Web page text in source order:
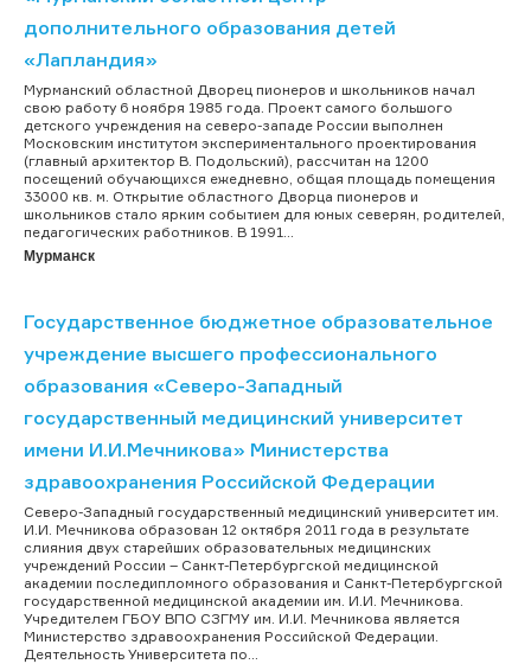
дополнительного образования детей
«Лапландия»
Мурманский областной Дворец пионеров и школьников начал
свою работу 6 ноября 1985 года. Проект самого большого
детского учреждения на северо-западе России выполнен
Московским институтом экспериментального проектирования
(главный архитектор В. Подольский), рассчитан на 1200
посещений обучающихся ежедневно, общая площадь помещения
33000 кв. м. Открытие областного Дворца пионеров и
школьников стало ярким событием для юных северян, родителей,
педагогических работников. В 1991...
Мурманск
Государственное бюджетное образовательное
учреждение высшего профессионального
образования «Северо-Западный
государственный медицинский университет
имени И.И.Мечникова» Министерства
здравоохранения Российской Федерации
Северо-Западный государственный медицинский университет им.
И.И. Мечникова образован 12 октября 2011 года в результате
слияния двух старейших образовательных медицинских
учреждений России – Санкт-Петербургской медицинской
академии последипломного образования и Санкт-Петербургской
государственной медицинской академии им. И.И. Мечникова.
Учредителем ГБОУ ВПО СЗГМУ им. И.И. Мечникова является
Министерство здравоохранения Российской Федерации.
Деятельность Университета по...